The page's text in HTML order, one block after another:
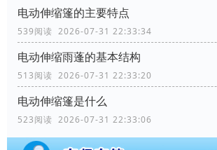
电动伸缩篷的主要特点
539阅读 2026-07-31 22:33:34
电动伸缩雨蓬的基本结构
513阅读 2026-07-31 22:33:20
电动伸缩篷是什么
523阅读 2026-07-31 22:33:06